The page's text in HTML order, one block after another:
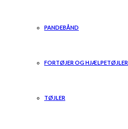
PANDEBÅND
FORTØJER OG HJÆLPETØJLER
TØJLER